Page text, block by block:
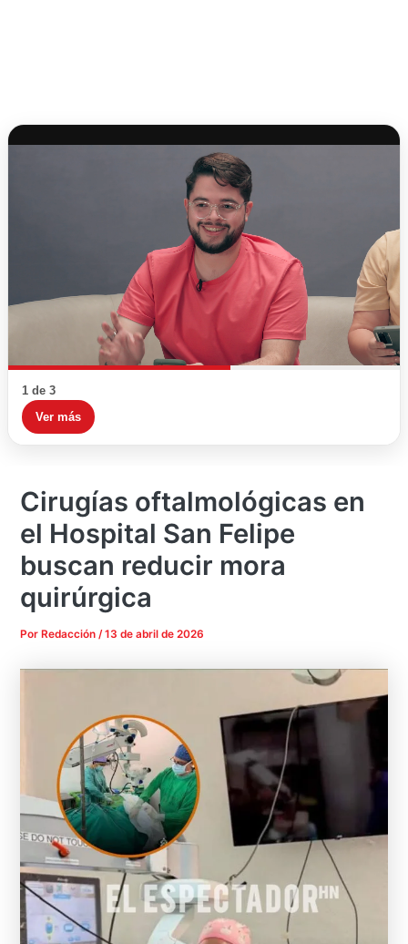
1 de 3
Ver más
Cirugías oftalmológicas en
el Hospital San Felipe
buscan reducir mora
quirúrgica
Por Redacción/13 de abril de 2026